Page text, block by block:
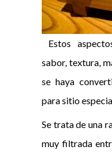
Estos
sabor, textura,
se haya
para sitio
Se trata de una
muy filtrada